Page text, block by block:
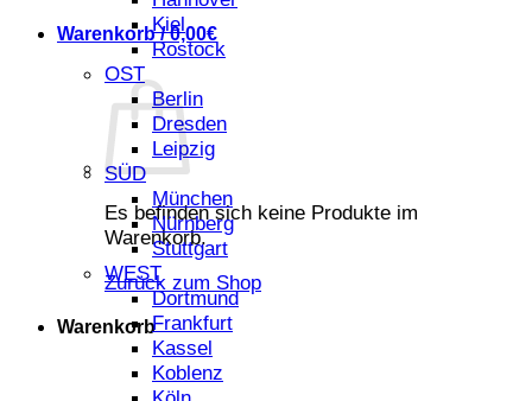
Warenkorb /0,00€
Es befinden sich keine Produkte im
Warenkorb.
Zurück zum Shop
Warenkorb
Kiel
Rostock
OST
Berlin
Dresden
Leipzig
SÜD
München
Nürnberg
Stuttgart
WEST
Dortmund
Frankfurt
Kassel
Koblenz